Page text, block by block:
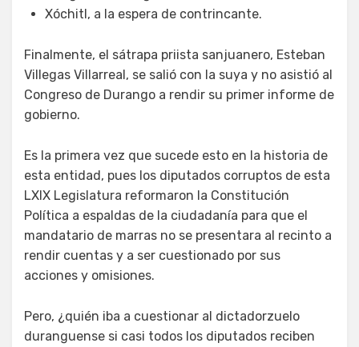
Xóchitl, a la espera de contrincante.
Finalmente, el sátrapa priista sanjuanero, Esteban
Villegas Villarreal, se salió con la suya y no asistió al
Congreso de Durango a rendir su primer informe de
gobierno.
Es la primera vez que sucede esto en la historia de
esta entidad, pues los diputados corruptos de esta
LXIX Legislatura reformaron la Constitución
Política a espaldas de la ciudadanía para que el
mandatario de marras no se presentara al recinto a
rendir cuentas y a ser cuestionado por sus
acciones y omisiones.
Pero, ¿quién iba a cuestionar al dictadorzuelo
duranguense si casi todos los diputados reciben